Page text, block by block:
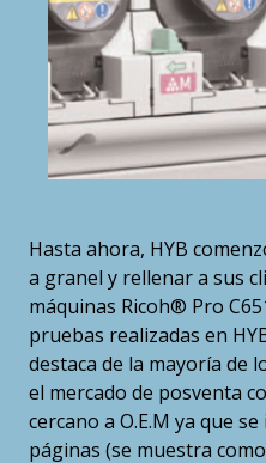
Hasta ahora, HYB
a granel y rellenar a sus
máquinas Ricoh® Pro
pruebas realizadas en
destaca de la mayoría de
el mercado de posventa
cercano a O.E.M ya que
páginas (se muestra